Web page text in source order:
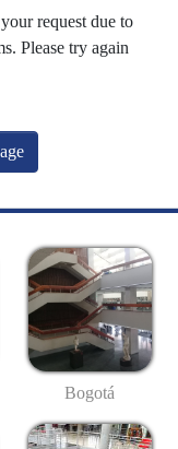
request due to
Please try again
Bogotá